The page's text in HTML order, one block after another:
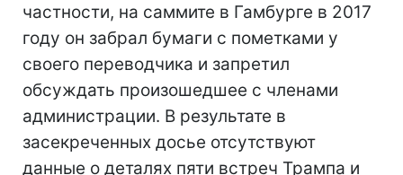
частности, на саммите в Гамбурге в 2017
году он забрал бумаги с пометками у
своего переводчика и запретил
обсуждать произошедшее с членами
администрации. В результате в
засекреченных досье отсутствуют
данные о деталях пяти встреч Трампа и